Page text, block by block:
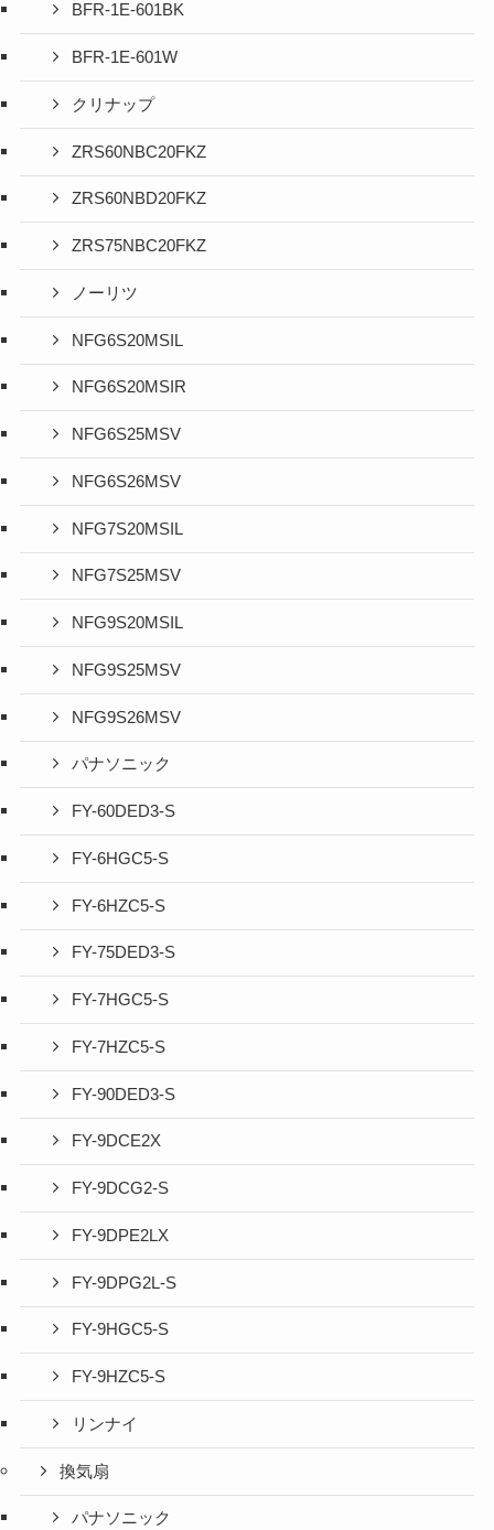
BFR-1E-601BK
BFR-1E-601W
クリナップ
ZRS60NBC20FKZ
ZRS60NBD20FKZ
ZRS75NBC20FKZ
ノーリツ
NFG6S20MSIL
NFG6S20MSIR
NFG6S25MSV
NFG6S26MSV
NFG7S20MSIL
NFG7S25MSV
NFG9S20MSIL
NFG9S25MSV
NFG9S26MSV
パナソニック
FY-60DED3-S
FY-6HGC5-S
FY-6HZC5-S
FY-75DED3-S
FY-7HGC5-S
FY-7HZC5-S
FY-90DED3-S
FY-9DCE2X
FY-9DCG2-S
FY-9DPE2LX
FY-9DPG2L-S
FY-9HGC5-S
FY-9HZC5-S
リンナイ
換気扇
パナソニック